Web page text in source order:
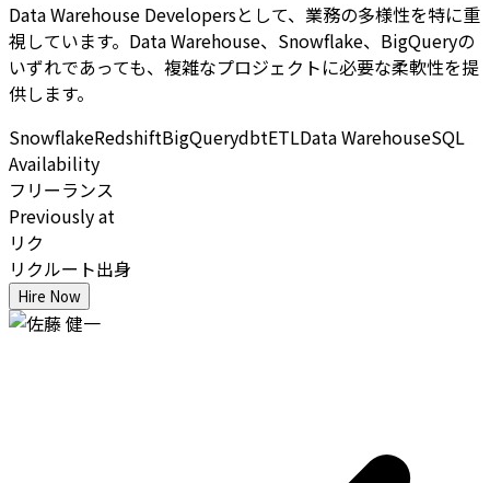
Data Warehouse Developersとして、業務の多様性を特に重
視しています。Data Warehouse、Snowflake、BigQueryの
いずれであっても、複雑なプロジェクトに必要な柔軟性を提
供します。
SnowflakeRedshiftBigQuerydbtETLData WarehouseSQL
Availability
フリーランス
Previously at
リク
リクルート出身
Hire Now